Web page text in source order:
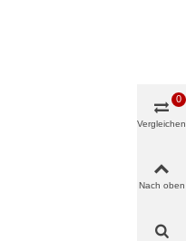
Vergleichen
0
Nach oben